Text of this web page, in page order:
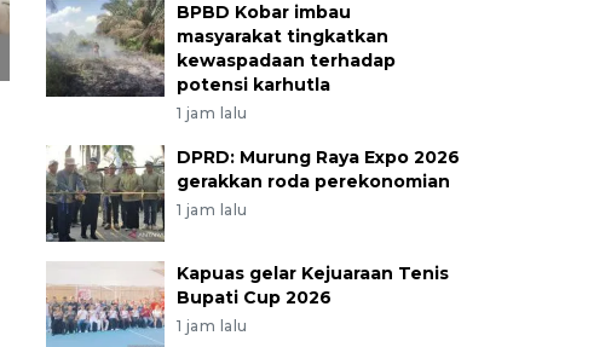
BPBD Kobar imbau
masyarakat tingkatkan
kewaspadaan terhadap
potensi karhutla
1 jam lalu
DPRD: Murung Raya Expo 2026
gerakkan roda perekonomian
1 jam lalu
Kapuas gelar Kejuaraan Tenis
Bupati Cup 2026
1 jam lalu